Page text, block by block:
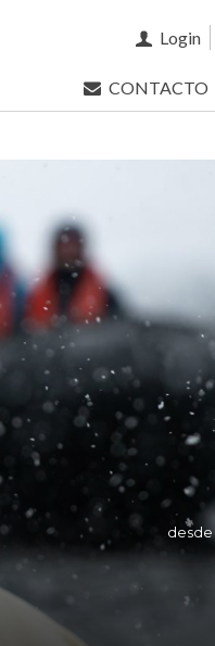
Login
CONTACTO
desde